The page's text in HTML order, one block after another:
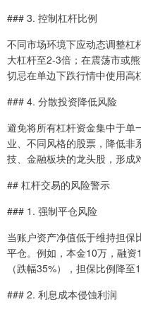
### 3. 控制杠杆比例
不同市场环境下应动态调整杠
大杠杆至2-3倍；在震荡市或
切忌在单边下跌行情中使用高
### 4. 分散投资降低风险
避免将所有杠杆资金集中于单
业、不同风格的股票，降低
技、金融板块的龙头股，形成
## 杠杆交易的风险警示
### 1. 强制平仓风险
当账户资产净值低于维持担保
平仓。例如，本金10万，融
（跌幅35%），担保比例降至
### 2. 利息成本侵蚀利润